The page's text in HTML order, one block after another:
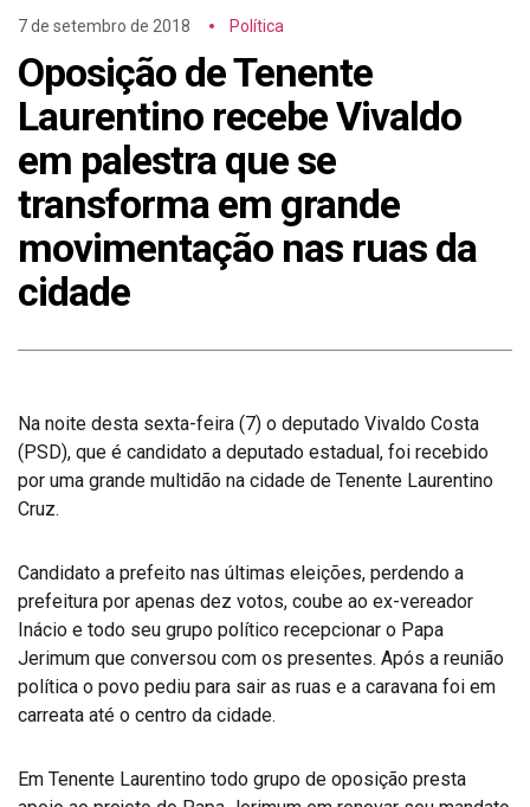
7 de setembro de 2018 Política
Oposição de Tenente
Laurentino recebe Vivaldo
em palestra que se
transforma em grande
movimentação nas ruas da
cidade
Na noite desta sexta-feira (7) o deputado Vivaldo Costa
(PSD), que é candidato a deputado estadual, foi recebido
por uma grande multidão na cidade de Tenente Laurentino
Cruz.
Candidato a prefeito nas últimas eleições, perdendo a
prefeitura por apenas dez votos, coube ao ex-vereador
Inácio e todo seu grupo político recepcionar o Papa
Jerimum que conversou com os presentes. Após a reunião
política o povo pediu para sair as ruas e a caravana foi em
carreata até o centro da cidade.
Em Tenente Laurentino todo grupo de oposição presta